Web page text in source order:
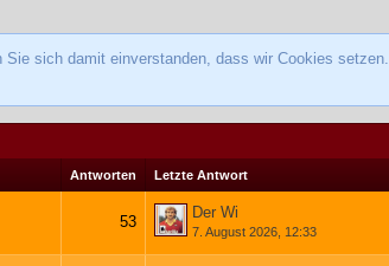
sich damit einverstanden, dass wir Cookies setzen.
Antworten Letzte Antwort
53
Der Wi
7. August 2026, 12:33